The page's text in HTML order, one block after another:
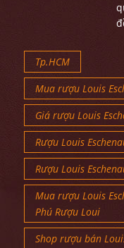
Tp.HCM
Mua rượu Louis
Giá rượu Louis
Rượu Louis
Rượu Louis
Mua rượu Louis
Phú Rượu Loui
Shop rượu bán